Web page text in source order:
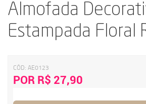
Almofada
Estampada Floral
CÓD: AE0123
POR R$ 27,90